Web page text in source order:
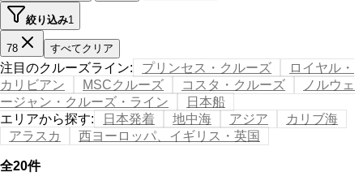
絞り込み1
78 すべてクリア
注目のクルーズライン: プリンセス・クルーズ
ロイヤル・
カリビアン
MSCクルーズ コスタ・クルーズ
ノルウェ
ージャン・クルーズ・ライン
日本船
エリアから探す: 日本発着 地中海 アジア
カリブ海
アラスカ
西ヨーロッパ、イギリス・英国
全20件